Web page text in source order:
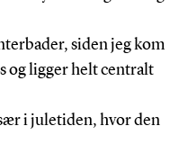
siden jeg kom
og ligger helt centralt
i juletiden, hvor den